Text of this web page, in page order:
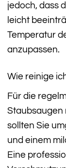
jedoch, dass
leicht
Temperatur
anzupassen.
Wie reinige
Für die
Staubsaugen
sollten Sie
und einem
Eine